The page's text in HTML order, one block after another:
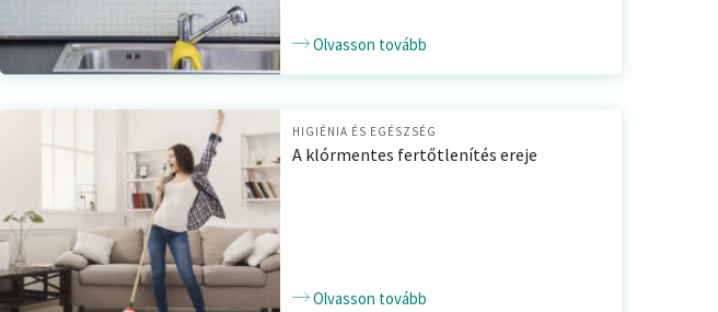
Olvasson tovább
HIGIÉNIA ÉS EGÉSZSÉG
A klórmentes fertőtlenítés ereje
Olvasson tovább